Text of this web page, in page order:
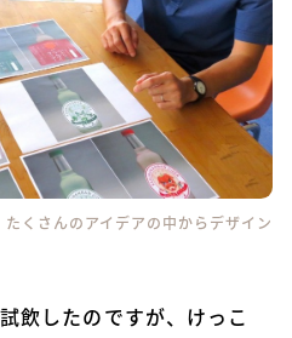
くさんのアイデアの中からデザイン
飲したのですが、けっこ